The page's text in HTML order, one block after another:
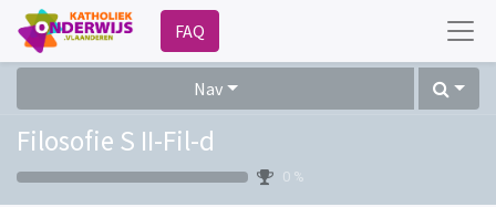
FAQ
Nav
Filosofie S II-Fil-d
0 %